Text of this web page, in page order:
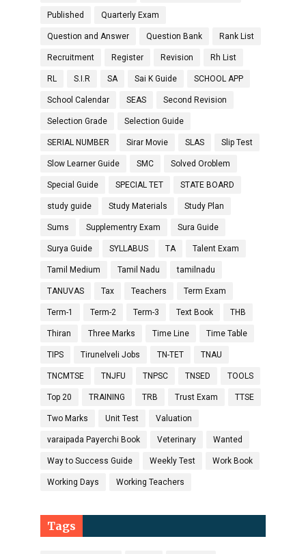
Published Quarterly Exam
Question and Answer Question Bank Rank List
Recruitment Register Revision Rh List
RL S.I.R SA Sai K Guide SCHOOL APP
School Calendar SEAS Second Revision
Selection Grade Selection Guide
SERIAL NUMBER Sirar Movie SLAS Slip Test
Slow Learner Guide SMC Solved Oroblem
Special Guide SPECIAL TET STATE BOARD
study guide Study Materials Study Plan
Sums Supplementry Exam Sura Guide
Surya Guide SYLLABUS TA Talent Exam
Tamil Medium Tamil Nadu tamilnadu
TANUVAS Tax Teachers Term Exam
Term-1 Term-2 Term-3 Text Book THB
Thiran Three Marks Time Line Time Table
TIPS Tirunelveli Jobs TN-TET TNAU
TNCMTSE TNJFU TNPSC TNSED TOOLS
Top 20 TRAINING TRB Trust Exam TTSE
Two Marks Unit Test Valuation
varaipada Payerchi Book Veterinary Wanted
Way to Success Guide Weekly Test Work Book
Working Days Working Teachers
Tags